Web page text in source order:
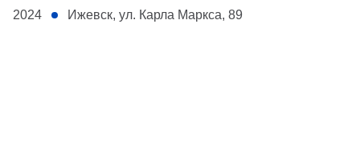
2024 Ижевск, ул. Карла Маркса, 89